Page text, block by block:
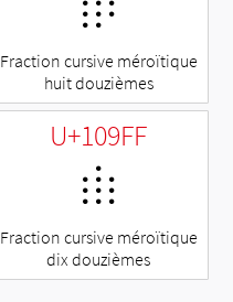
𐧽
Fraction cursive méroïtique
huit douzièmes
U+109FF
𐧿
Fraction cursive méroïtique
dix douzièmes